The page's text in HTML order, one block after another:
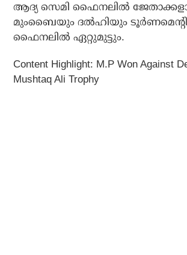
ആദ്യ സെമി ഫൈനലില്‍
മുംബൈയും ദല്‍ഹിയും
ഫൈനലില്‍ ഏറ്റുമുട്ടും.
Content Highlight: M.P Won Against
Mushtaq Ali Trophy